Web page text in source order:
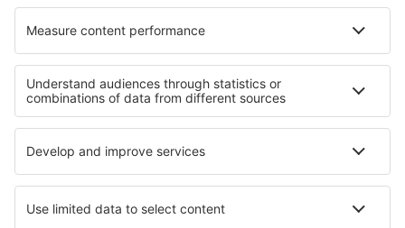
Unterkunft in Durres Unterkunft in Albanien
Unterkunft an der Makarska Riviera
Unterkunft an der Ägäischen Riviera
Unterkunft in Antalya Region
Unterkunft in Gröden